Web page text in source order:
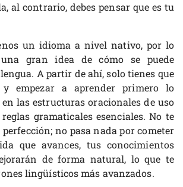
al contrario, debes pensar que es tu
un idioma a nivel nativo, por lo
gran idea de cómo se puede
A partir de ahí, solo tienes que
y empezar a aprender primero lo
las estructuras oracionales de uso
gramaticales esenciales. No te
no pasa nada por cometer
que avances, tus conocimientos
de forma natural, lo que te
lingüísticos más avanzados.